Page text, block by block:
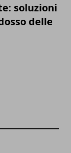
soluzioni
delle